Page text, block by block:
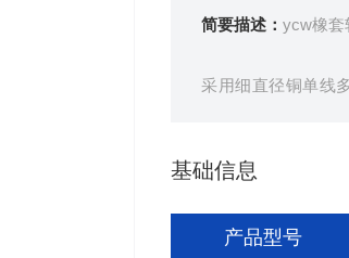
简要描述：ycw橡套
采用细直径铜单线
基础信息
产品型号